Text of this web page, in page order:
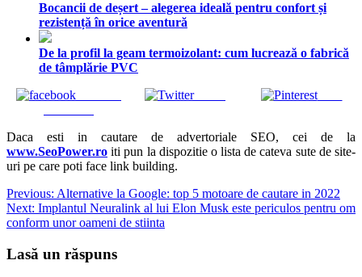
Bocancii de deșert – alegerea ideală pentru confort și
rezistență în orice aventură
De la profil la geam termoizolant: cum lucrează o fabrică
de tâmplărie PVC
Tweet Save
Daca esti in cautare de advertoriale SEO, cei de la
www.SeoPower.ro iti pun la dispozitie o lista de cateva sute de site-
uri pe care poti face link building.
Navigare
în
Previous: Alternative la Google: top 5 motoare de cautare in 2022
Next: Implantul Neuralink al lui Elon Musk este periculos pentru om
conform unor oameni de stiinta
Lasă un răspuns